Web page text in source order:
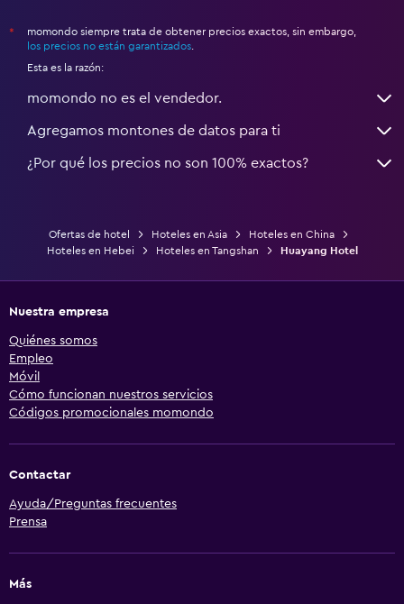
*
momondo siempre trata de obtener precios exactos, sin embargo,
los precios no están garantizados
Esta es la razón:
momondo no es el vendedor.
Agregamos montones de datos para ti
¿Por qué los precios no son 100% exactos?
Ofertas de hotel Hoteles en Asia
Hoteles en China
Hoteles en Hebei
Hoteles en Tangshan Huayang Hotel
Nuestra empresa
Quiénes somos
Empleo
Móvil
Cómo funcionan nuestros servicios
Códigos promocionales momondo
Contactar
Ayuda/Preguntas frecuentes
Prensa
Más